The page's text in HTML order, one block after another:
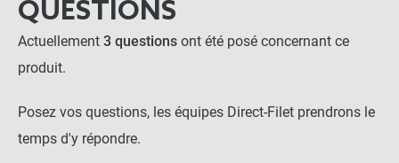
QUESTIONS
Actuellement 3 questions ont été posé concernant ce
produit.
Posez vos questions, les équipes Direct-Filet prendrons le
temps d'y répondre.